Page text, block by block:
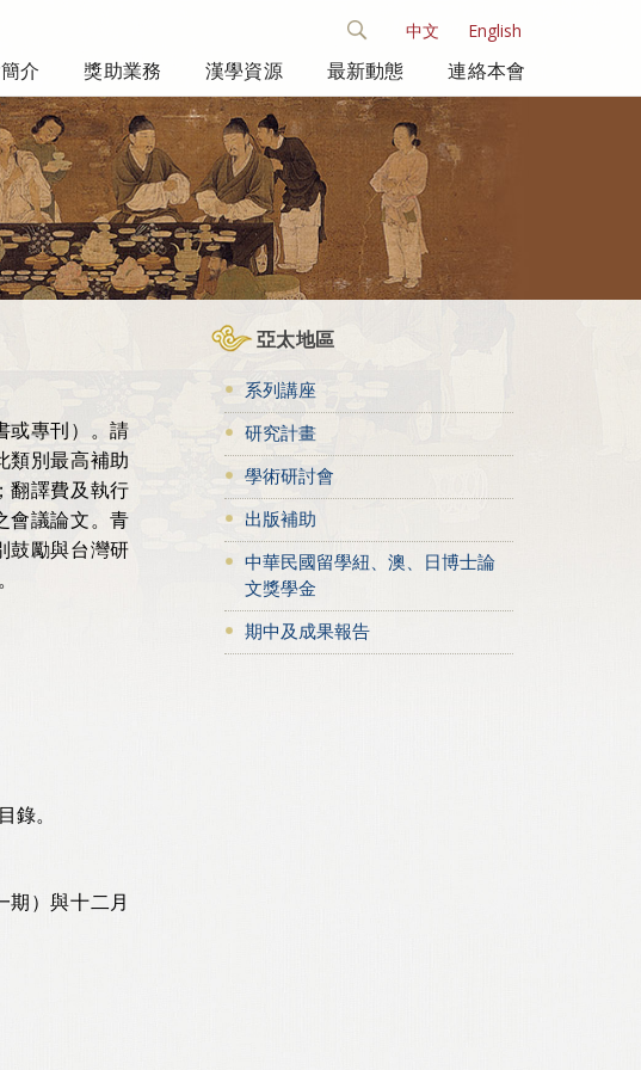
中文 English
介 獎助業務 漢學資源 最新動態 連絡本會
或專刊）。請
類別最高補助
翻譯費及執行
會議論文。青
鼓勵與台灣研
。
期）與十二月
亞太地區
系列講座
研究計畫
學術研討會
出版補助
中華民國留學紐、澳、日博士論
文獎學金
期中及成果報告